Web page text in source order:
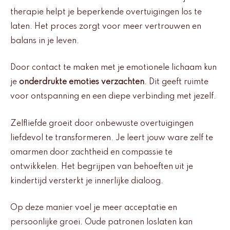
therapie helpt je beperkende overtuigingen los te
laten. Het proces zorgt voor meer vertrouwen en
balans in je leven.
Door contact te maken met je emotionele lichaam kun
je onderdrukte emoties verzachten. Dit geeft ruimte
voor ontspanning en een diepe verbinding met jezelf.
Zelfliefde groeit door onbewuste overtuigingen
liefdevol te transformeren. Je leert jouw ware zelf te
omarmen door zachtheid en compassie te
ontwikkelen. Het begrijpen van behoeften uit je
kindertijd versterkt je innerlijke dialoog.
Op deze manier voel je meer acceptatie en
persoonlijke groei. Oude patronen loslaten kan